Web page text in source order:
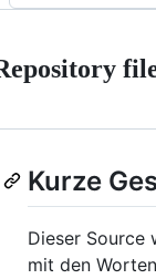
Kurze
Dieser Source
mit den